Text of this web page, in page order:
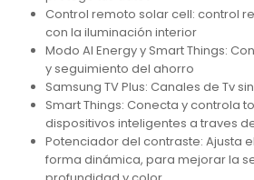
Control remoto solar cell: control
con la iluminación interior
Modo AI Energy y Smart Things:
y seguimiento del ahorro
Samsung TV Plus: Canales de Tv
Smart Things: Conecta y controla
dispositivos inteligentes a traves
Potenciador del contraste: Ajusta
forma dinámica, para mejorar la